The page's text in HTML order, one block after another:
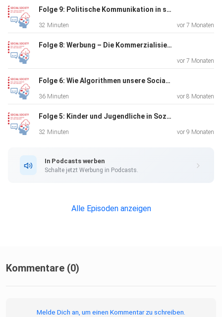
der Nutzung: Was braucht es, um sie zu ermächtigen, die
Netzwerke
Auswirkungen die negativen vielleicht wettmachen?
Folge 9: Politische Kommunikation in sozialen Netzwerken
32 Minuten vor 7 Monaten
Folge 8: Werbung – Die Kommerzialisierung sozialer Netzwerke
vor 7 Monaten
Folge 6: Wie Algorithmen unsere Social-Media-Nutzung beeinflussen
36 Minuten vor 8 Monaten
Folge 5: Kinder und Jugendliche in Sozialen Netzwerken
32 Minuten vor 9 Monaten
In Podcasts werben
Schalte jetzt Werbung in Podcasts.
Alle Episoden anzeigen
Kommentare (0)
Melde Dich an, um einen Kommentar zu schreiben.